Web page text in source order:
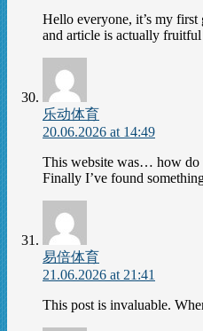
Hello everyone, it’s my first
and article is actually
乐动体育
20.06.2026 at 14:49
This website was… how do
Finally I’ve found
易倍体育
21.06.2026 at 21:41
This post is invaluable.